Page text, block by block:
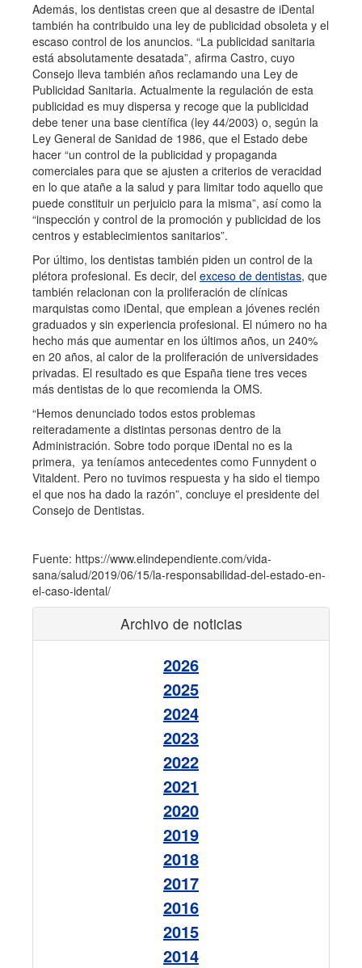
Además, los dentistas creen que al desastre de iDental
también ha contribuido una ley de publicidad obsoleta y el
escaso control de los anuncios. “La publicidad sanitaria
está absolutamente desatada”, afirma Castro, cuyo
Consejo lleva también años reclamando una Ley de
Publicidad Sanitaria. Actualmente la regulación de esta
publicidad es muy dispersa y recoge que la publicidad
debe tener una base científica (ley 44/2003) o, según la
Ley General de Sanidad de 1986, que el Estado debe
hacer “un control de la publicidad y propaganda
comerciales para que se ajusten a criterios de veracidad
en lo que atañe a la salud y para limitar todo aquello que
puede constituir un perjuicio para la misma”, así como la
“inspección y control de la promoción y publicidad de los
centros y establecimientos sanitarios”.
Por último, los dentistas también piden un control de la
plétora profesional. Es decir, del exceso de dentistas, que
también relacionan con la proliferación de clínicas
marquistas como iDental, que emplean a jóvenes recién
graduados y sin experiencia profesional. El número no ha
hecho más que aumentar en los últimos años, un 240%
en 20 años, al calor de la proliferación de universidades
privadas. El resultado es que España tiene tres veces
más dentistas de lo que recomienda la OMS.
“Hemos denunciado todos estos problemas
reiteradamente a distintas personas dentro de la
Administración. Sobre todo porque iDental no es la
primera, ya teníamos antecedentes como Funnydent o
Vitaldent. Pero no tuvimos respuesta y ha sido el tiempo
el que nos ha dado la razón”, concluye el presidente del
Consejo de Dentistas.
Fuente: https://www.elindependiente.com/vida-
sana/salud/2019/06/15/la-responsabilidad-del-estado-en-
el-caso-idental/
Archivo de noticias
2026
2025
2024
2023
2022
2021
2020
2019
2018
2017
2016
2015
2014